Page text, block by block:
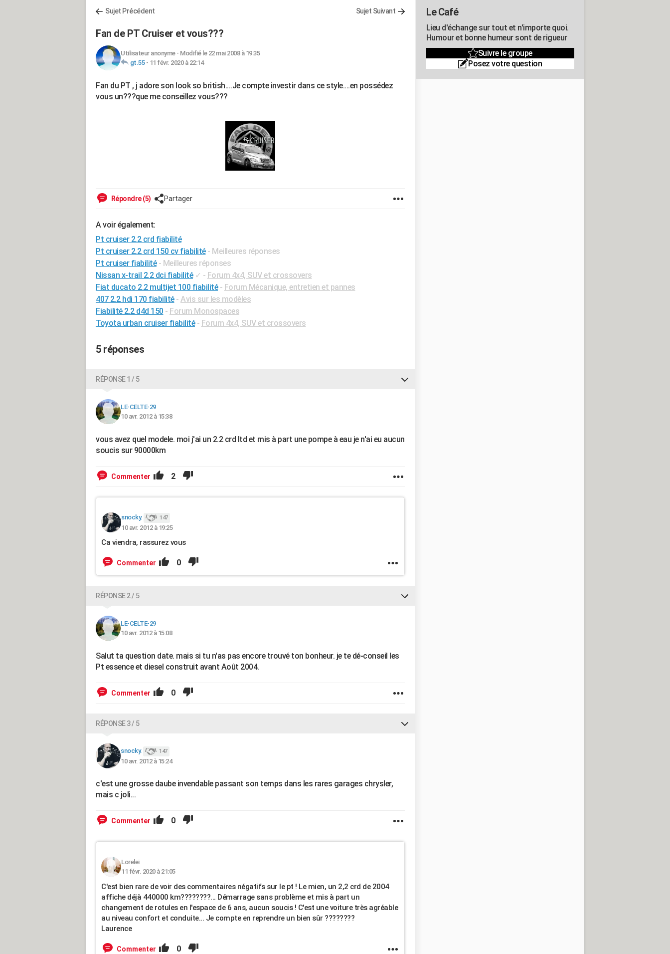
Sujet Précédent Sujet Suivant
Fan de PT Cruiser et vous???
Utilisateur anonyme- Modifié le 22 mai 2008 à 19:35
gt.55- 11 févr. 2020 à 22:14
Fan du PT , j adore son look so british....Je compte investir dans ce style....en possédez
vous un???que me conseillez vous???
Répondre (5) Partager
A voir également:
Pt cruiser 2.2 crd fiabilité
Pt cruiser 2.2 crd 150 cv fiabilité - Meilleures réponses
Pt cruiser fiabilité - Meilleures réponses
Nissan x-trail 2.2 dci fiabilité ✓ - Forum 4x4, SUV et crossovers
Fiat ducato 2.2 multijet 100 fiabilité - Forum Mécanique, entretien et pannes
407 2.2 hdi 170 fiabilité - Avis sur les modèles
Fiabilité 2.2 d4d 150 - Forum Monospaces
Toyota urban cruiser fiabilité - Forum 4x4, SUV et crossovers
5 réponses
RÉPONSE 1 / 5
LE-CELTE-29
10 avr. 2012 à 15:38
vous avez quel modele. moi j'ai un 2.2 crd ltd et mis à part une pompe à eau je n'ai eu aucun
soucis sur 90000km
Commenter 2
snocky. 147
10 avr. 2012 à 19:25
Ca viendra, rassurez vous
Commenter 0
RÉPONSE 2 / 5
LE-CELTE-29
10 avr. 2012 à 15:08
Salut ta question date. mais si tu n'as pas encore trouvé ton bonheur. je te dé-conseil les
Pt essence et diesel construit avant Août 2004.
Commenter 0
RÉPONSE 3 / 5
snocky. 147
10 avr. 2012 à 15:24
c'est une grosse daube invendable passant son temps dans les rares garages chrysler,
mais c joli...
Commenter 0
Lorelei
11 févr. 2020 à 21:05
C'est bien rare de voir des commentaires négatifs sur le pt ! Le mien, un 2,2 crd de 2004
affiche déjà 440000 km????????... Démarrage sans problème et mis à part un
changement de rotules en l'espace de 6 ans, aucun soucis ! C'est une voiture très agréable
au niveau confort et conduite... Je compte en reprendre un bien sûr ????????
Laurence
Commenter 0
Le Café
Lieu d'échange sur tout et n'importe quoi.
Humour et bonne humeur sont de rigueur
Suivre le groupe
Posez votre question